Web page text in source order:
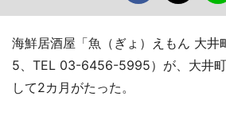
海鮮居酒屋「魚（ぎょ）えもん 大井
5、TEL 03-6456-5995）が、大井
して2カ月がたった。